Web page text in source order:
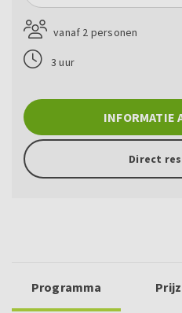
vanaf 2 personen
3 uur
INFORMATIE
Direct
Programma